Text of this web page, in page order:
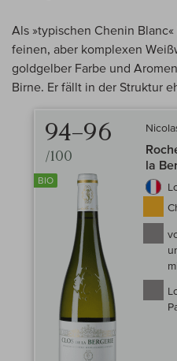
Als »typischen Chenin
feinen, aber komplexen
goldgelber Farbe und
Birne. Er fällt in der Struktur
94–96
/100
BIO
la